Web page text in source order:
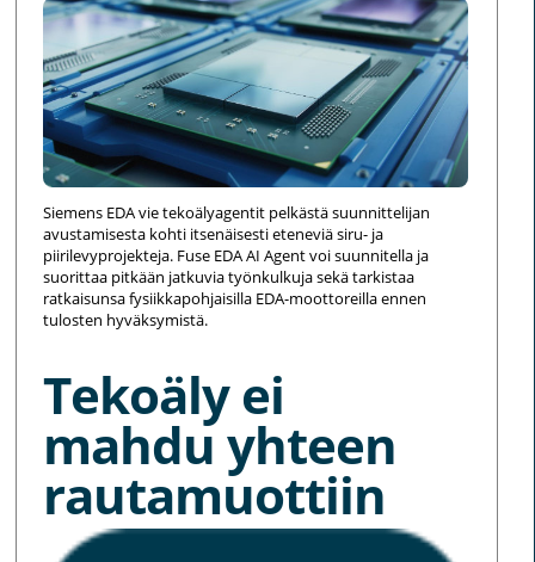
Siemens EDA vie tekoälyagentit pelkästä suunnittelijan
avustamisesta kohti itsenäisesti eteneviä siru- ja
piirilevyprojekteja. Fuse EDA AI Agent voi suunnitella ja
suorittaa pitkään jatkuvia työnkulkuja sekä tarkistaa
ratkaisunsa fysiikkapohjaisilla EDA-moottoreilla ennen
tulosten hyväksymistä.
Tekoäly ei
mahdu yhteen
rautamuottiin